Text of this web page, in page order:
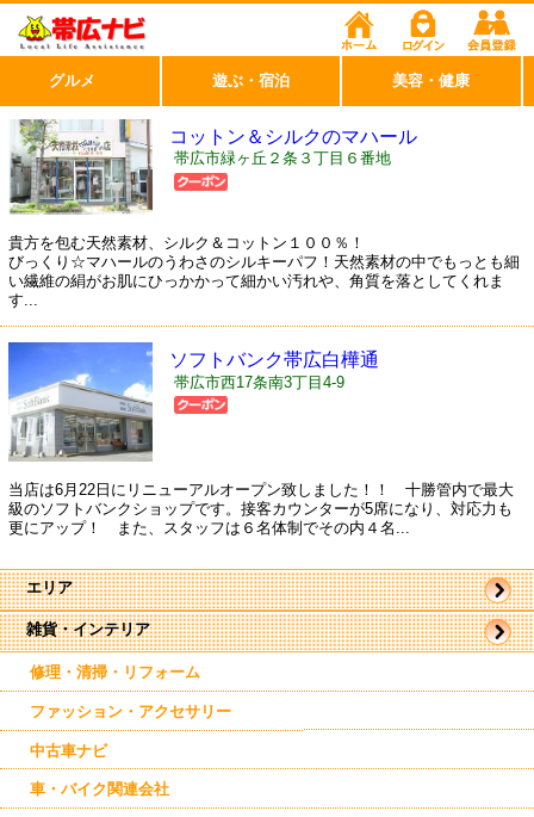
雑貨・インテリア
修理・清掃・リフォーム
ファッション・アクセサリー
中古車ナビ
車・バイク関連会社
エリア
帯広市
駅近郊
駅周辺
東帯広
西帯広
南帯広
音更
幕別
更別
コットン＆シルクのマハール
帯広市緑ヶ丘２条３丁目６番地
貴方を包む天然素材、シルク＆コットン１００％！
びっくり☆マハールのうわさのシルキーパフ！天然素材の中でもっとも細
い繊維の絹がお肌にひっかかって細かい汚れや、角質を落としてくれま
す...
ソフトバンク帯広白樺通
帯広市西17条南3丁目4-9
当店は6月22日にリニューアルオープン致しました！！ 十勝管内で最大
級のソフトバンクショップです。接客カウンターが5席になり、対応力も
更にアップ！ また、スタッフは６名体制でその内４名...
グルメ 遊ぶ・宿泊 美容・健康